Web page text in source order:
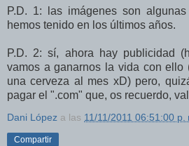
P.D. 1: las imágenes son
hemos tenido en los últimos años.
P.D. 2: sí, ahora hay publicidad
vamos a ganarnos la vida con ello
una cerveza al mes xD) pero,
pagar el ".com" que, os recuerdo,
Dani López a las 11/11/2011 06:51:00 p.
Compartir